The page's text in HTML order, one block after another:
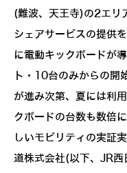
(難波、天王寺)の2エリ
シェアサービスの提供
に電動キックボードが
ト・10台のみからの開
が進み次第、夏には利
クボードの台数も数倍
しいモビリティの実証
道株式会社(以下、JR